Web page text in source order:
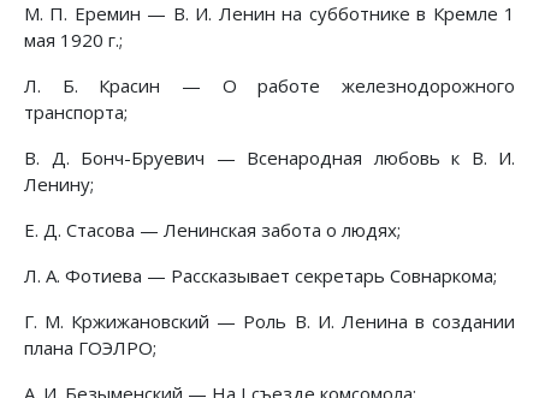
М. П. Еремин — В. И. Ленин на субботнике в Кремле 1
мая 1920 г.;
Л. Б. Красин — О работе железнодорожного
транспорта;
В. Д. Бонч-Бруевич — Всенародная любовь к В. И.
Ленину;
Е. Д. Стасова — Ленинская забота о людях;
Л. А. Фотиева — Рассказывает секретарь Совнаркома;
Г. М. Кржижановский — Роль В. И. Ленина в создании
плана ГОЭЛРО;